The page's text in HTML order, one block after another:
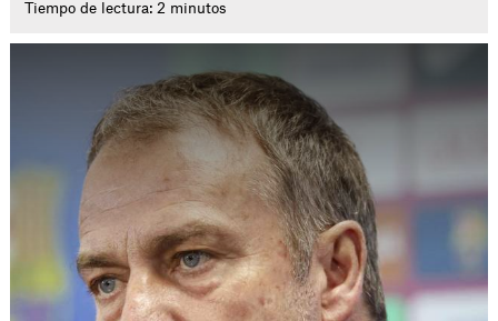
Tiempo de lectura: 2 minutos